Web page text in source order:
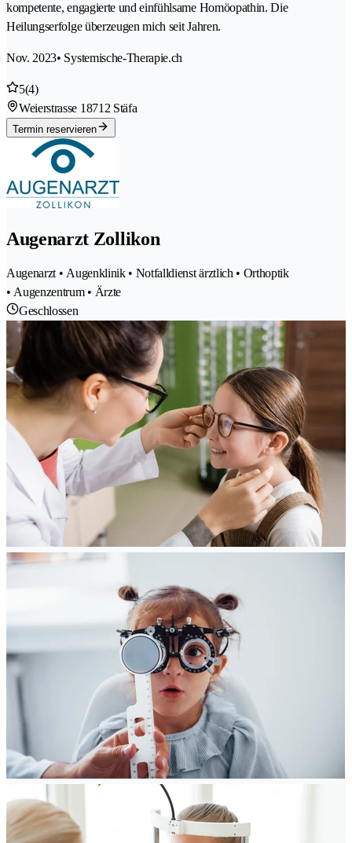
kompetente, engagierte und einfühlsame Homöopathin. Die
Heilungserfolge überzeugen mich seit Jahren.
Nov. 2023• Systemische-Therapie.ch
5(4)
Weierstrasse 18712 Stäfa
Termin reservieren
Augenarzt Zollikon
Augenarzt • Augenklinik • Notfalldienst ärztlich • Orthoptik
• Augenzentrum • Ärzte
Geschlossen